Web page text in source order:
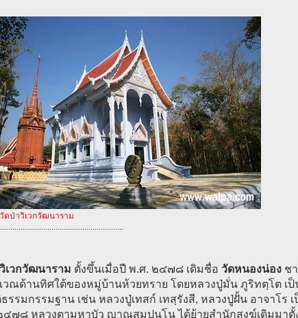
ดป่าวิเวกวัฒนาราม
เวกวัฒนาราม ตั้งขึ้นเมื่อปี พ.ศ. ๒๔๗๘ เดิมชื่อ วัดหนองน่อง ช
วณด้านทิศใต้ของหมู่บ้านห้วยทราย โดยหลวงปู่มั่น ภูริทตฺโต เ
รรมกรรมฐาน เช่น หลวงปู่เทสก์ เทสฺรังสี, หลวงปู่ฝั้น อาจาโร
๔๗๘ หลวงตามหาบัว ญาณสมฺปนฺโน ได้ย้ายสำนักสงฆ์เดิมมาตั้